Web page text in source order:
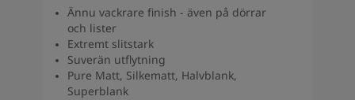
Ännu vackrare finish - även på dörrar
och lister
Extremt slitstark
Suverän utflytning
Pure Matt, Silkematt, Halvblank,
Superblank